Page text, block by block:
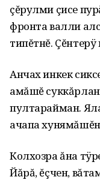
çĕрулми çисе
фронта валли
типĕтнĕ.
Анчах инкек
амăшĕ
пултарайман.
ачапа
Колхозра ăна
Йăрă, ĕçчен,